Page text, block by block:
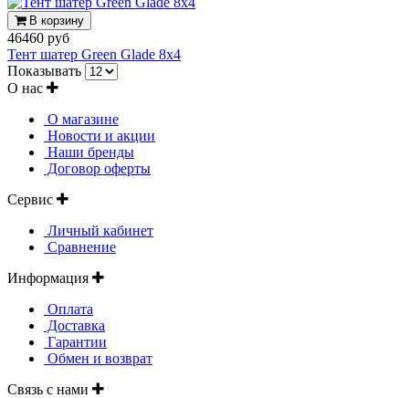
В корзину
46460 руб
Тент шатер Green Glade 8x4
Показывать
О нас
О магазине
Новости и акции
Наши бренды
Договор оферты
Сервис
Личный кабинет
Сравнение
Информация
Оплата
Доставка
Гарантии
Обмен и возврат
Связь с нами